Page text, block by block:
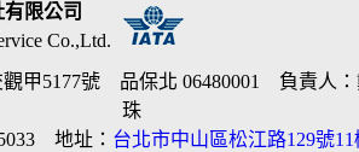
限公司
Co.,Ltd.
甲5177號 品保北 06480001 負責人：
珠
地址： 台北市中山區松江路129號11